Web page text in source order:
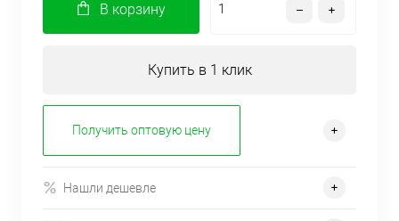
В корзину
Купить в 1 клик
Получить оптовую цену
Нашли дешевле